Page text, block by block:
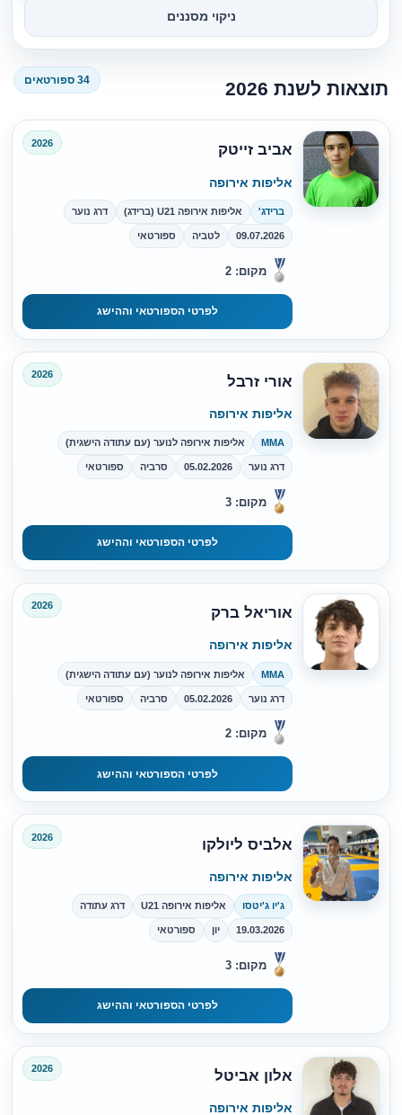
ניקוי מסננים
תוצאות לשנת 2026 34 ספורטאים
אביב זייטק 2026
אליפות אירופה
ברידג' אליפות אירופה U21 (ברידג) דרג נוער
09.07.2026 לטביה ספורטאי
מקום: 2
לפרטי הספורטאי וההישג
אורי זרבל 2026
אליפות אירופה
MMA אליפות אירופה לנוער (עם עתודה הישגית)
דרג נוער 05.02.2026 סרביה ספורטאי
מקום: 3
לפרטי הספורטאי וההישג
אוריאל ברק 2026
אליפות אירופה
MMA אליפות אירופה לנוער (עם עתודה הישגית)
דרג נוער 05.02.2026 סרביה ספורטאי
מקום: 2
לפרטי הספורטאי וההישג
אלביס ליולקו 2026
אליפות אירופה
ג'יו ג'יטסו אליפות אירופה U21 דרג עתודה
19.03.2026 יון ספורטאי
מקום: 3
לפרטי הספורטאי וההישג
אלון אביטל 2026
אליפות אירופה